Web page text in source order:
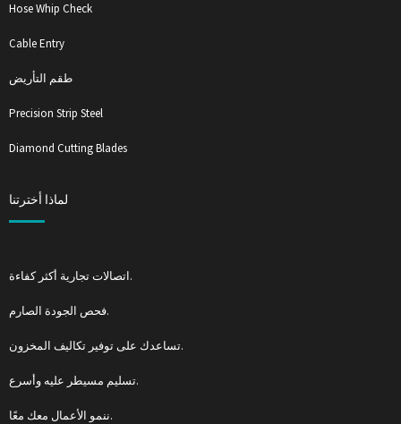
Hose Whip Check
Cable Entry
طقم التأريض
Precision Strip Steel
Diamond Cutting Blades
لماذا أخترتنا
اتصالات تجارية أكثر كفاءة.
فحص الجودة الصارم.
تساعدك على توفير تكاليف المخزون.
تسليم مسيطر عليه وأسرع.
ننمو الأعمال معك معًا.